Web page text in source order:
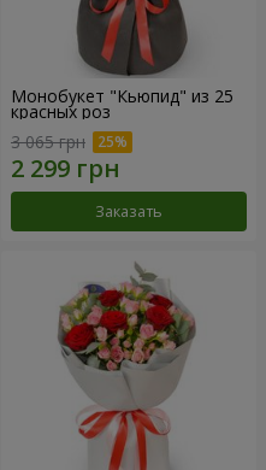
Монобукет "Кьюпид" из 25
красных роз
3 065 грн
Заказать